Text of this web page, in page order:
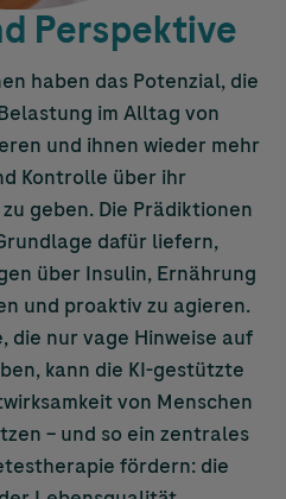
Perspektive
haben das Potenzial, die
im Alltag von
und ihnen wieder mehr
Kontrolle über ihr
geben. Die Prädiktionen
dafür liefern,
über Insulin, Ernährung
und proaktiv zu agieren.
die nur vage Hinweise auf
kann die KI-gestützte
von Menschen
– und so ein zentrales
fördern: die